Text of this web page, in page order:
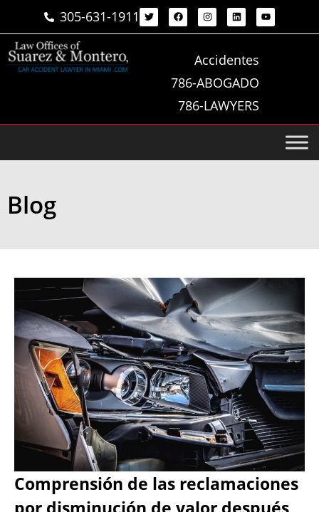
305-631-1911
Accidentes
786-ABOGADO
786-LAWYERS
Blog
Comprensión de las reclamaciones